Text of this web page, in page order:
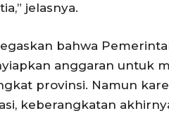
jelasnya.
bahwa
anggaran untuk
provinsi. Namun
keberangkatan